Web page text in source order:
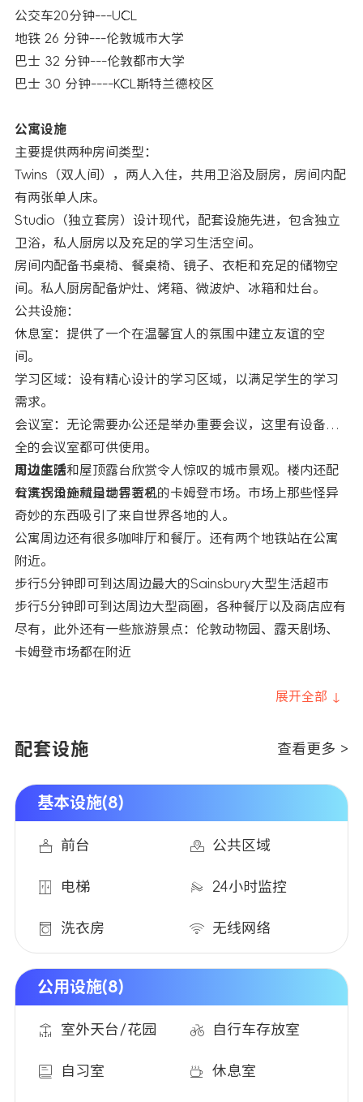
公交车20分钟---UCL
地铁 26 分钟---伦敦城市大学
巴士 32 分钟---伦敦都市大学
巴士 30 分钟----KCL斯特兰德校区
公寓设施
主要提供两种房间类型：
Twins（双人间），两人入住，共用卫浴及厨房，房间内配
有两张单人床。
Studio（独立套房）设计现代，配套设施先进，包含独立
卫浴，私人厨房以及充足的学习生活空间。
房间内配备书桌椅、餐桌椅、镜子、衣柜和充足的储物空
间。私人厨房配备炉灶、烤箱、微波炉、冰箱和灶台。
公共设施：
休息室：提供了一个在温馨宜人的氛围中建立友谊的空
间。
学习区域：设有精心设计的学习区域，以满足学生的学习
需求。
会议室：无论需要办公还是举办重要会议，这里有设备齐
全的会议室都可供使用。
可以庭院和屋顶露台欣赏令人惊叹的城市景观。楼内还配
有洗衣设施和自动售货机
周边生活
公寓拐角处就是世界著名的卡姆登市场。市场上那些怪异
奇妙的东西吸引了来自世界各地的人。
公寓周边还有很多咖啡厅和餐厅。还有两个地铁站在公寓
附近。
步行5分钟即可到达周边最大的Sainsbury大型生活超市
步行5分钟即可到达周边大型商圈，各种餐厅以及商店应有
尽有，此外还有一些旅游景点：伦敦动物园、露天剧场、
卡姆登市场都在附近
展开全部 ↓
配套设施 查看更多 >
基本设施(8)
前台 公共区域
电梯 24小时监控
洗衣房 无线网络
公用设施(8)
室外天台/花园 自行车存放室
自习室 休息室